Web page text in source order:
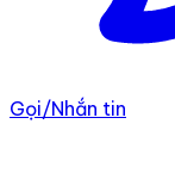
Gọi/Nhắn tin